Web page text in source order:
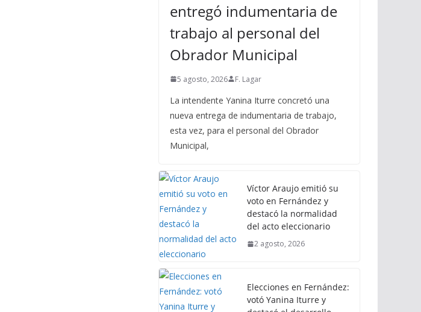
entregó indumentaria de
trabajo al personal del
Obrador Municipal
5 agosto, 2026 F. Lagar
La intendente Yanina Iturre concretó una
nueva entrega de indumentaria de trabajo,
esta vez, para el personal del Obrador
Municipal,
Víctor Araujo emitió su
voto en Fernández y
destacó la normalidad
del acto eleccionario
2 agosto, 2026
Elecciones en Fernández:
votó Yanina Iturre y